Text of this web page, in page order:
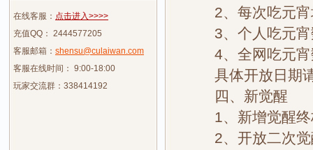
在线客服： 点击进入>>>>
充值QQ： 2444577205
客服邮箱： shensu@culaiwan.com
客服在线时间： 9:00-18:00
玩家交流群：338414192
2、每次吃元宵
3、个人吃元宵
4、全网吃元宵
具体开放日期请
四、新觉醒
1、新增觉醒终
2、开放二次觉